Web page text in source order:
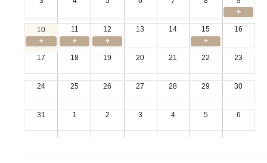
+
10 11 12 13 14 15
16
+
+ +
+
17
18 19 20 21 22 23
24 25 26 27 28 29 30
31 1 2 3 4 5 6